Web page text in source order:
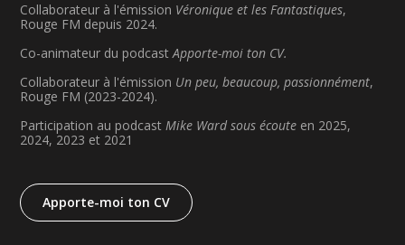
Collaborateur à l'émission Véronique et les Fantastiques,
Rouge FM depuis 2024.
Co-animateur du podcastApporte-moi ton CV.
Collaborateur à l'émission Un peu, beaucoup, passionnément,
Rouge FM (2023-2024).
Participation au podcast Mike Ward sous écoute en 2025,
2024, 2023 et 2021
Apporte-moi ton CV